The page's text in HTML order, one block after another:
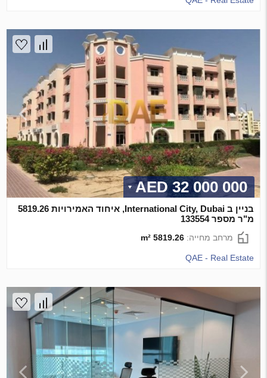
32 000 000 AED
בניין ב International City, Dubai, איחוד האמירויות 5819.26
מ"ר מספר 133554
מרחב מחייה:5819.26 m²
QAE - Real Estate